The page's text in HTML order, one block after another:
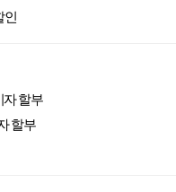
인
자 할부
할부